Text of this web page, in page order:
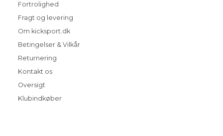
Fortrolighed
Fragt og levering
Om kicksport.dk
Betingelser & Vilkår
Returnering
Kontakt os
Oversigt
Klubindkøber